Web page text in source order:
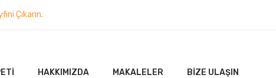
Çıkarın.
HAKKIMIZDA MAKALELER BIZE ULAŞIN